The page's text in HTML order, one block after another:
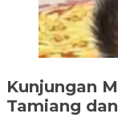
Kunjungan
Tamiang